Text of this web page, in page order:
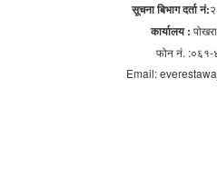
सूचना बिभाग दर्ता नं:
कार्यालय :
फोन नं.
Email: